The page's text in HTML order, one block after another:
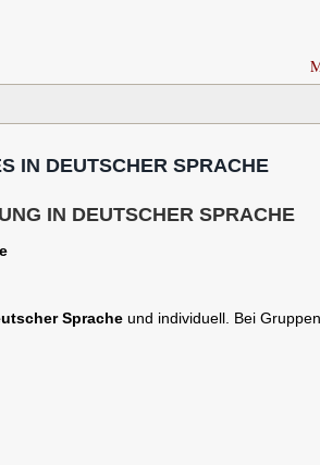
IN DEUTSCHER SPRACHE
IN DEUTSCHER SPRACHE
Sprache und individuell. Bei